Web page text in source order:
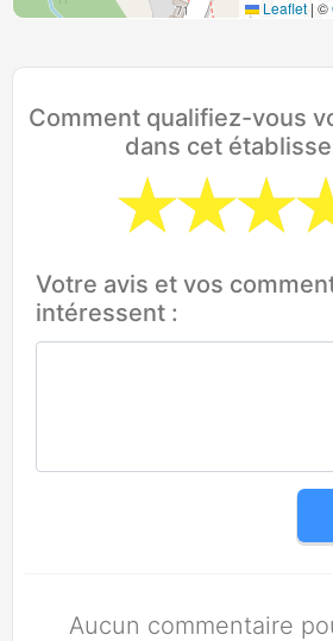
Leaflet | ©
Comment qualifiez-vous
dans cet
Votre avis et vos
intéressent :
Aucun commentaire